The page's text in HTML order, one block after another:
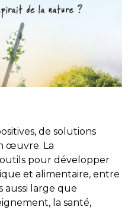
de solutions
œuvre. La
pour développer
et alimentaire, entre
aussi large que
la santé,